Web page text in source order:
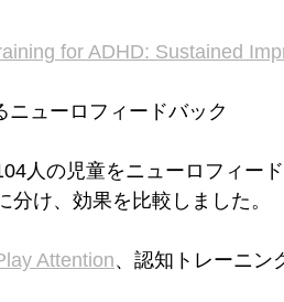
for ADHD: Sustained
ューロフィードバック
人の児童をニューロフィー
け、効果を比較しました。
Attention、認知トレーニン